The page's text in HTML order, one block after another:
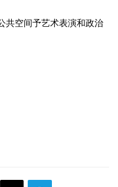
共空间予艺术表演和政治